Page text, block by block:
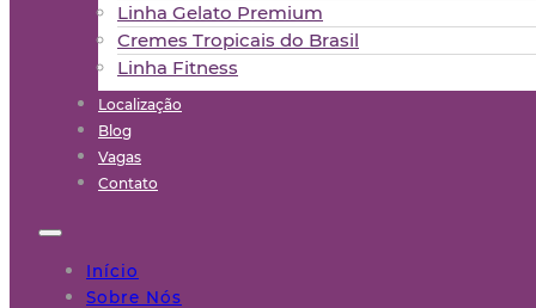
Linha Gelato Premium
Cremes Tropicais do Brasil
Linha Fitness
Localização
Blog
Vagas
Contato
Início
Sobre Nós